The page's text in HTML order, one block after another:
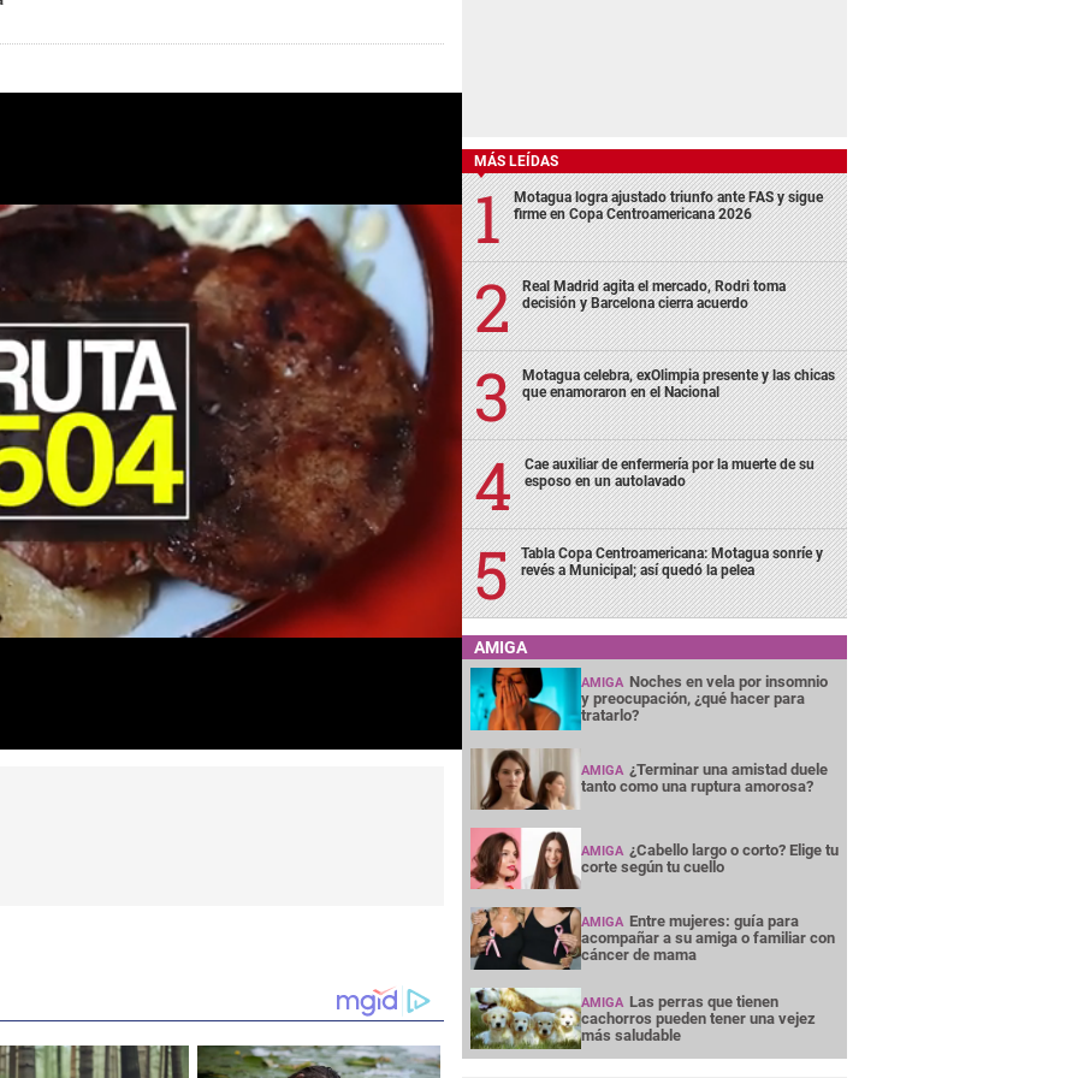
MÁS LEÍDAS
Motagua logra ajustado triunfo ante FAS y sigue
firme en Copa Centroamericana 2026
Real Madrid agita el mercado, Rodri toma
decisión y Barcelona cierra acuerdo
Motagua celebra, exOlimpia presente y las chicas
que enamoraron en el Nacional
Cae auxiliar de enfermería por la muerte de su
esposo en un autolavado
Tabla Copa Centroamericana: Motagua sonríe y
revés a Municipal; así quedó la pelea
AMIGA
AMIGA Noches en vela por insomnio
y preocupación, ¿qué hacer para
tratarlo?
AMIGA ¿Terminar una amistad duele
tanto como una ruptura amorosa?
AMIGA ¿Cabello largo o corto? Elige tu
corte según tu cuello
AMIGA Entre mujeres: guía para
acompañar a su amiga o familiar con
cáncer de mama
AMIGA Las perras que tienen
cachorros pueden tener una vejez
más saludable